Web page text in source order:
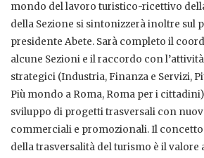
mondo del lavoro turistico-ricettivo
della Sezione si sintonizzerà inoltre sul
presidente Abete. Sarà completo il
alcune Sezioni e il raccordo con
strategici (Industria, Finanza e Servizi,
Più mondo a Roma, Roma per i
sviluppo di progetti trasversali con
commerciali e promozionali. Il
della trasversalità del turismo è il